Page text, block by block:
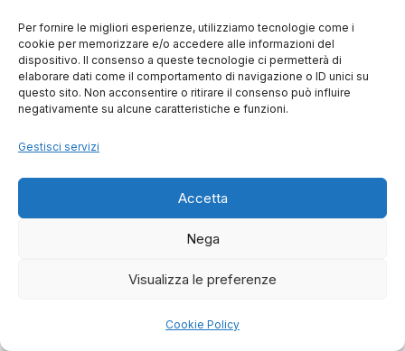
Per fornire le migliori esperienze, utilizziamo tecnologie come i
cookie per memorizzare e/o accedere alle informazioni del
dispositivo. Il consenso a queste tecnologie ci permetterà di
elaborare dati come il comportamento di navigazione o ID unici su
questo sito. Non acconsentire o ritirare il consenso può influire
negativamente su alcune caratteristiche e funzioni.
Gestisci servizi
Accetta
Nega
Visualizza le preferenze
Cookie Policy